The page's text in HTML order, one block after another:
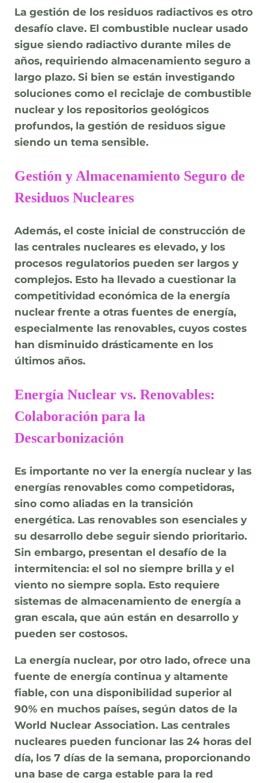
La gestión de los residuos radiactivos es otro
desafío clave. El combustible nuclear usado
sigue siendo radiactivo durante miles de
años, requiriendo almacenamiento seguro a
largo plazo. Si bien se están investigando
soluciones como el reciclaje de combustible
nuclear y los repositorios geológicos
profundos, la gestión de residuos sigue
siendo un tema sensible.
Gestión y Almacenamiento Seguro de
Residuos Nucleares
Además, el coste inicial de construcción de
las centrales nucleares es elevado, y los
procesos regulatorios pueden ser largos y
complejos. Esto ha llevado a cuestionar la
competitividad económica de la energía
nuclear frente a otras fuentes de energía,
especialmente las renovables, cuyos costes
han disminuido drásticamente en los
últimos años.
Energía Nuclear vs. Renovables:
Colaboración para la
Descarbonización
Es importante no ver la energía nuclear y las
energías renovables como competidoras,
sino como aliadas en la transición
energética. Las renovables son esenciales y
su desarrollo debe seguir siendo prioritario.
Sin embargo, presentan el desafío de la
intermitencia: el sol no siempre brilla y el
viento no siempre sopla. Esto requiere
sistemas de almacenamiento de energía a
gran escala, que aún están en desarrollo y
pueden ser costosos.
La energía nuclear, por otro lado, ofrece una
fuente de energía continua y altamente
fiable, con una disponibilidad superior al
90% en muchos países, según datos de la
World Nuclear Association. Las centrales
nucleares pueden funcionar las 24 horas del
día, los 7 días de la semana, proporcionando
una base de carga estable para la red